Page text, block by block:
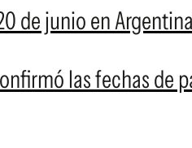
de junio en
las fechas de